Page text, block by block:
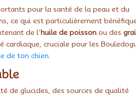
pour la santé de la peau et du
ce qui est particulièrement
de l’huile de poissonou des
cardiaque, cruciale pour les
de ton chien
de glucides, des sources de qualité